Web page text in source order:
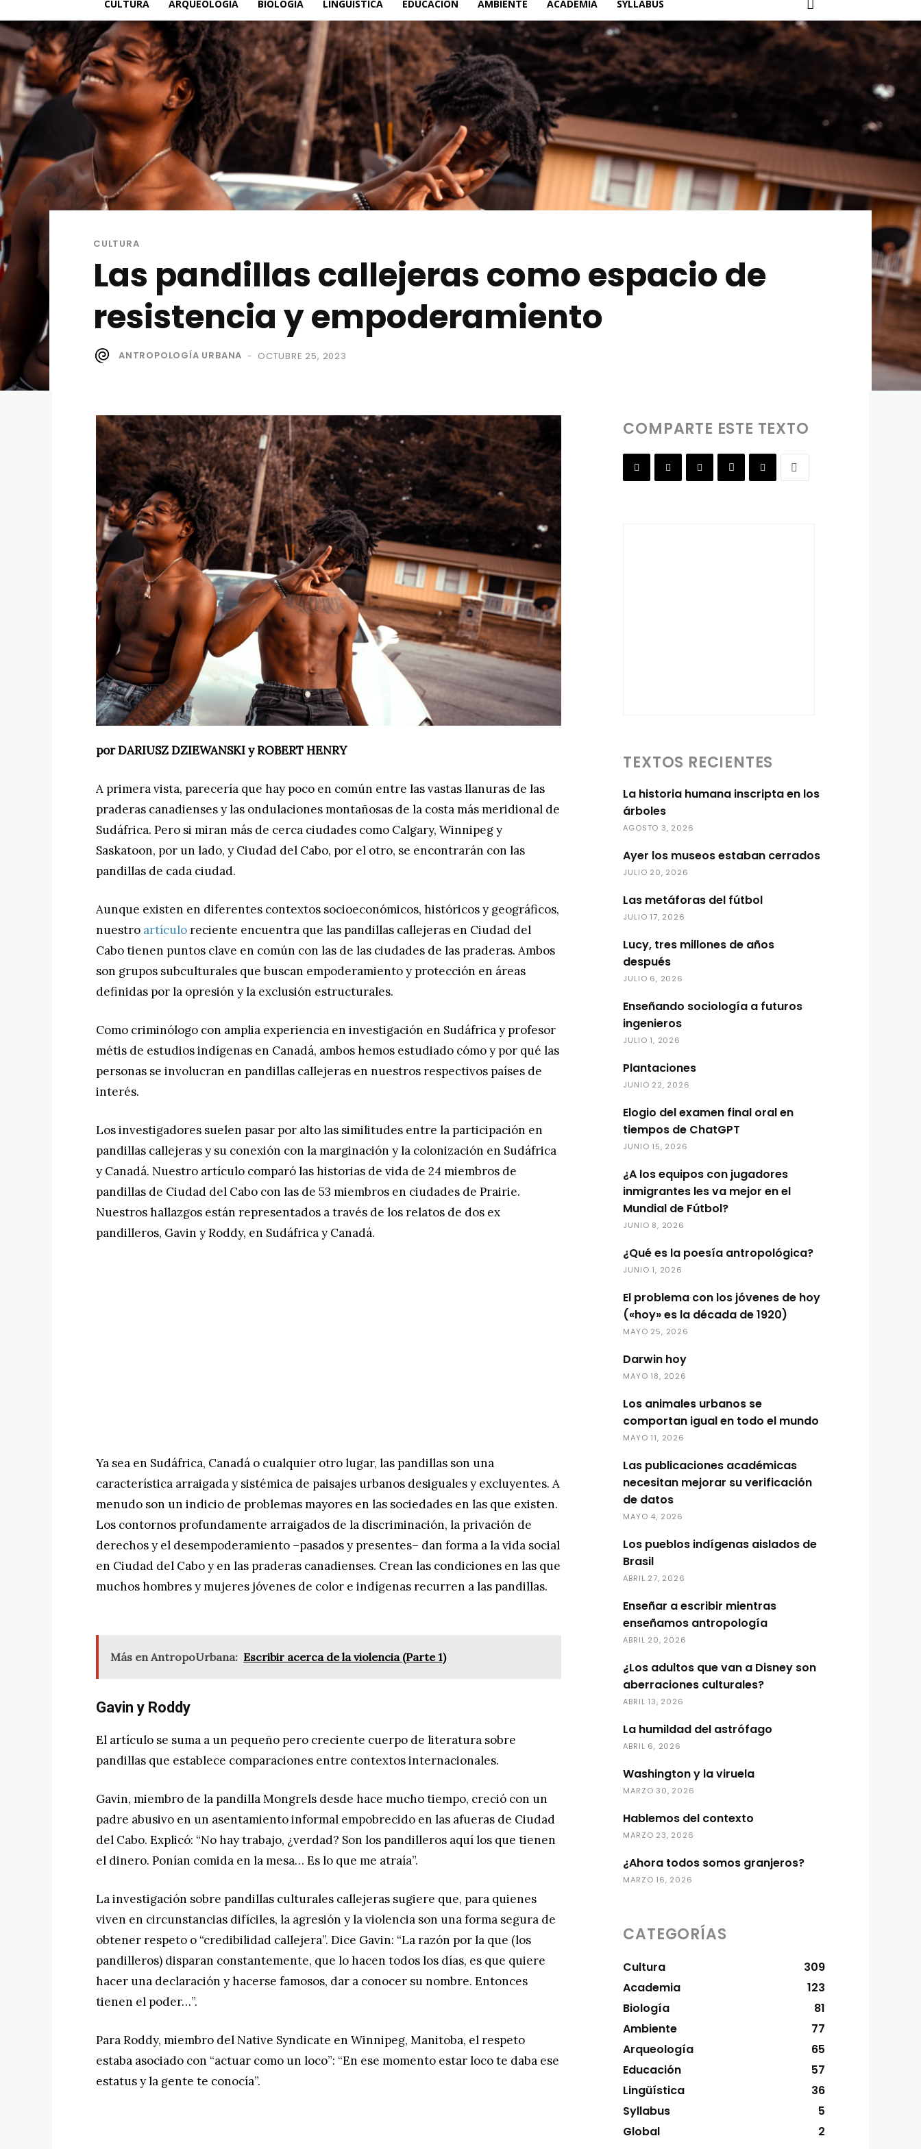
CULTURA ARQUEOLOGÍA BIOLOGÍA LINGÜÍSTICA EDUCACIÓN AMBIENTE ACADEMIA SYLLABUS
CULTURA
Las pandillas callejeras como espacio de
resistencia y empoderamiento
ANTROPOLOGÍA URBANA - OCTUBRE 25, 2023
por DARIUSZ DZIEWANSKI y ROBERT HENRY
A primera vista, parecería que hay poco en común entre las vastas llanuras de las
praderas canadienses y las ondulaciones montañosas de la costa más meridional de
Sudáfrica. Pero si miran más de cerca ciudades como Calgary, Winnipeg y
Saskatoon, por un lado, y Ciudad del Cabo, por el otro, se encontrarán con las
pandillas de cada ciudad.
Aunque existen en diferentes contextos socioeconómicos, históricos y geográficos,
nuestro artículoreciente encuentra que las pandillas callejeras en Ciudad del
Cabo tienen puntos clave en común con las de las ciudades de las praderas. Ambos
son grupos subculturales que buscan empoderamiento y protección en áreas
definidas por la opresión y la exclusión estructurales.
Como criminólogo con amplia experiencia en investigación en Sudáfrica y profesor
métis de estudios indígenas en Canadá, ambos hemos estudiado cómo y por qué las
personas se involucran en pandillas callejeras en nuestros respectivos países de
interés.
Los investigadores suelen pasar por alto las similitudes entre la participación en
pandillas callejeras y su conexión con la marginación y la colonización en Sudáfrica
y Canadá. Nuestro artículo comparó las historias de vida de 24 miembros de
pandillas de Ciudad del Cabo con las de 53 miembros en ciudades de Prairie.
Nuestros hallazgos están representados a través de los relatos de dos ex
pandilleros, Gavin y Roddy, en Sudáfrica y Canadá.
Ya sea en Sudáfrica, Canadá o cualquier otro lugar, las pandillas son una
característica arraigada y sistémica de paisajes urbanos desiguales y excluyentes. A
menudo son un indicio de problemas mayores en las sociedades en las que existen.
Los contornos profundamente arraigados de la discriminación, la privación de
derechos y el desempoderamiento –pasados y presentes– dan forma a la vida social
en Ciudad del Cabo y en las praderas canadienses. Crean las condiciones en las que
muchos hombres y mujeres jóvenes de color e indígenas recurren a las pandillas.
Más en AntropoUrbana: Escribir acerca de la violencia (Parte 1)
Gavin y Roddy
El artículo se suma a un pequeño pero creciente cuerpo de literatura sobre
pandillas que establece comparaciones entre contextos internacionales.
Gavin, miembro de la pandilla Mongrels desde hace mucho tiempo, creció con un
padre abusivo en un asentamiento informal empobrecido en las afueras de Ciudad
del Cabo. Explicó: “No hay trabajo, ¿verdad? Son los pandilleros aquí los que tienen
el dinero. Ponían comida en la mesa… Es lo que me atraía”.
La investigación sobre pandillas culturales callejeras sugiere que, para quienes
viven en circunstancias difíciles, la agresión y la violencia son una forma segura de
obtener respeto o “credibilidad callejera”. Dice Gavin: “La razón por la que (los
pandilleros) disparan constantemente, que lo hacen todos los días, es que quiere
hacer una declaración y hacerse famosos, dar a conocer su nombre. Entonces
tienen el poder…”.
Para Roddy, miembro del Native Syndicate en Winnipeg, Manitoba, el respeto
estaba asociado con “actuar como un loco”: “En ese momento estar loco te daba ese
estatus y la gente te conocía”.
COMPARTE ESTE TEXTO
TEXTOS RECIENTES
La historia humana inscripta en los
árboles
AGOSTO 3, 2026
Ayer los museos estaban cerrados
JULIO 20, 2026
Las metáforas del fútbol
JULIO 17, 2026
Lucy, tres millones de años
después
JULIO 6, 2026
Enseñando sociología a futuros
ingenieros
JULIO 1, 2026
Plantaciones
JUNIO 22, 2026
Elogio del examen final oral en
tiempos de ChatGPT
JUNIO 15, 2026
¿A los equipos con jugadores
inmigrantes les va mejor en el
Mundial de Fútbol?
JUNIO 8, 2026
¿Qué es la poesía antropológica?
JUNIO 1, 2026
El problema con los jóvenes de hoy
(«hoy» es la década de 1920)
MAYO 25, 2026
Darwin hoy
MAYO 18, 2026
Los animales urbanos se
comportan igual en todo el mundo
MAYO 11, 2026
Las publicaciones académicas
necesitan mejorar su verificación
de datos
MAYO 4, 2026
Los pueblos indígenas aislados de
Brasil
ABRIL 27, 2026
Enseñar a escribir mientras
enseñamos antropología
ABRIL 20, 2026
¿Los adultos que van a Disney son
aberraciones culturales?
ABRIL 13, 2026
La humildad del astrófago
ABRIL 6, 2026
Washington y la viruela
MARZO 30, 2026
Hablemos del contexto
MARZO 23, 2026
¿Ahora todos somos granjeros?
MARZO 16, 2026
CATEGORÍAS
Cultura
309
Academia
123
Biología
81
Ambiente
77
Arqueología
65
Educación
57
Lingüística
36
Syllabus
5
Global
2